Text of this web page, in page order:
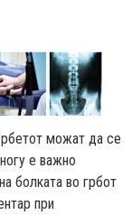
можат да се
е важнo
болката во грбот
при